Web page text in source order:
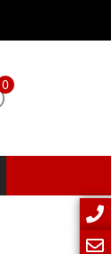
0